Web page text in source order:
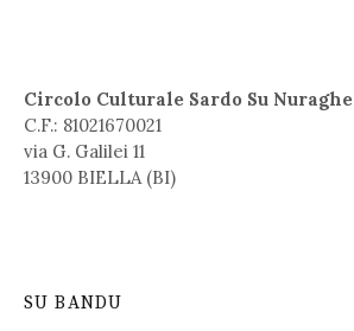
Circolo Culturale Sardo Su Nuraghe
C.F.: 81021670021
via G. Galilei 11
13900 BIELLA (BI)
SU BANDU